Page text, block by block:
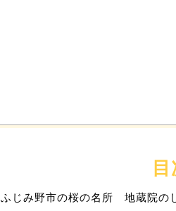
ふじみ野市の桜の名所 地蔵院の